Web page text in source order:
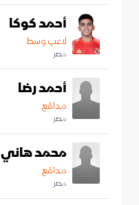
أحمد كوكا
لاعب وسط
مصر
أحمد رضا
مدافع
مصر
محمد هاني
مدافع
مصر